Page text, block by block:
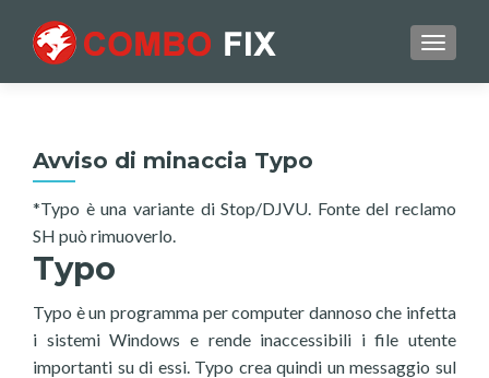
Avviso di minaccia Typo
*Typo è una variante di Stop/DJVU. Fonte del reclamo
SH può rimuoverlo.
Typo
Typo è un programma per computer dannoso che infetta
i sistemi Windows e rende inaccessibili i file utente
importanti su di essi. Typo crea quindi un messaggio sul